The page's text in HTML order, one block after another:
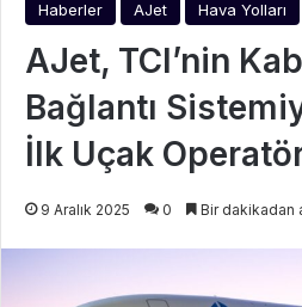
Haberler AJet Hava Yolları
AJet, TCI’nin
Bağlantı
İlk Uçak
9 Aralık 2025 0 Bir dakikadan